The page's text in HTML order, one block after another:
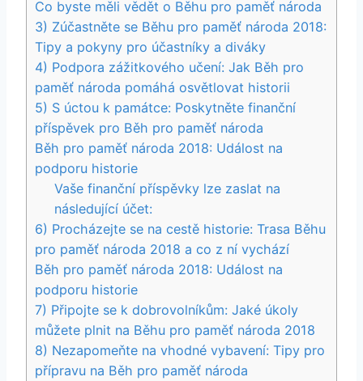
Co byste měli vědět o Běhu pro paměť národa
3) Zúčastněte se Běhu pro paměť národa 2018:
Tipy a pokyny pro účastníky a diváky
4) Podpora zážitkového učení: Jak Běh pro
paměť národa pomáhá osvětlovat historii
5) S úctou k památce: Poskytněte finanční
příspěvek pro Běh pro paměť národa
Běh pro paměť národa 2018: Událost na
podporu historie
Vaše finanční příspěvky lze zaslat na
následující účet:
6) Procházejte se na cestě historie: Trasa Běhu
pro paměť národa 2018 a co z ní vychází
Běh pro paměť národa 2018: Událost na
podporu historie
7) Připojte se k dobrovolníkům: Jaké úkoly
můžete plnit na Běhu pro paměť národa 2018
8) Nezapomeňte na vhodné vybavení: Tipy pro
přípravu na Běh pro paměť národa